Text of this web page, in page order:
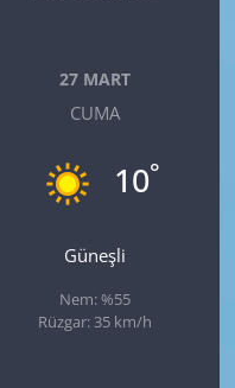
27 MART
CUMA
10°
Güneşli
Nem: %55
Rüzgar: 35 km/h